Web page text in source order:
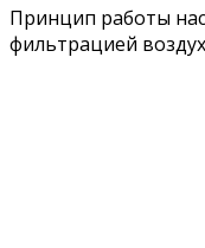
Принцип работы
фильтрацией